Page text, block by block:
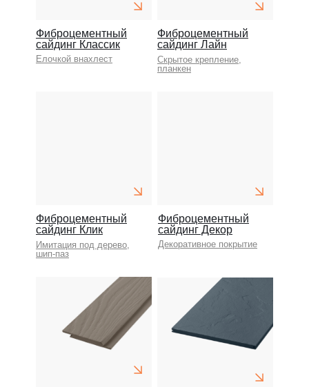
Декоративное покрытие
Фиброцементный
сайдинг Декор
Имитация под дерево,
шип-паз
Фиброцементный
сайдинг Клик
Скрытое крепление,
планкен
Фиброцементный
сайдинг Лайн
Елочкой внахлест
Фиброцементный
сайдинг Классик